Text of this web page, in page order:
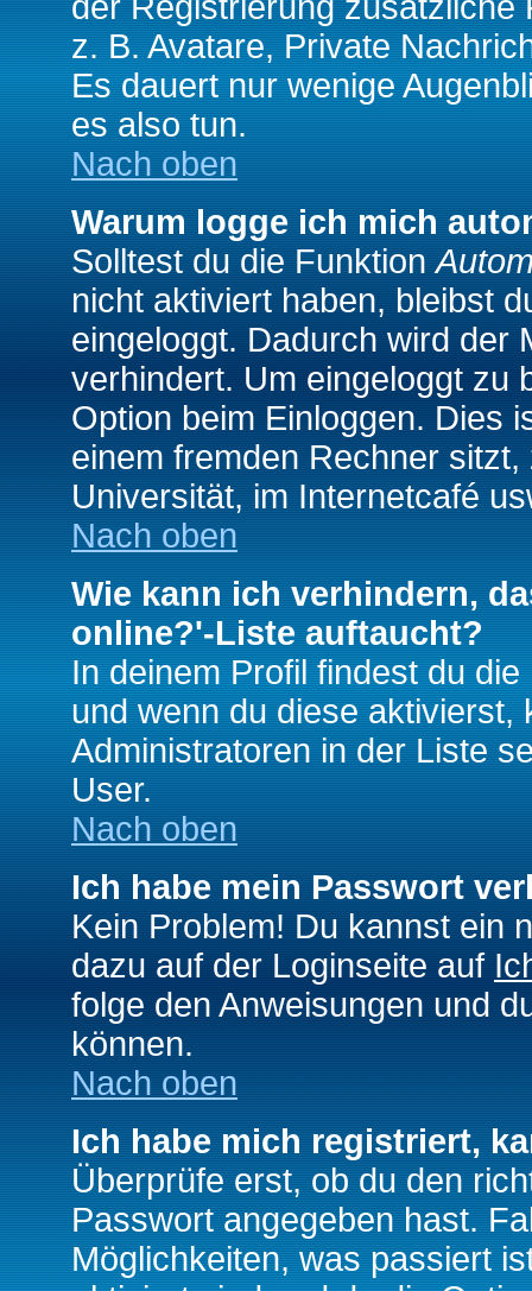
z. B. Avatare, Private
Es dauert nur wenige
es also tun.
Nach oben
Warum logge ich mich
Solltest du die Funktion
nicht aktiviert haben, bleibst
eingeloggt. Dadurch wird der
verhindert. Um eingeloggt zu
Option beim Einloggen. Dies
einem fremden Rechner
Universität, im Internetcafé
Nach oben
Wie kann ich verhindern,
online?'-Liste auftaucht?
In deinem Profil findest du
und wenn du diese aktivierst,
Administratoren in der Liste
User.
Nach oben
Ich habe mein Passwort
Kein Problem! Du kannst ein
dazu auf der Loginseite auf
folge den Anweisungen und
können.
Nach oben
Ich habe mich registriert,
Überprüfe erst, ob du den
Passwort angegeben hast.
Möglichkeiten, was passiert